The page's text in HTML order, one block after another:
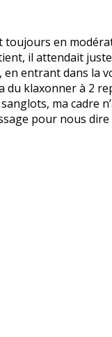
toujours en
il attendait
en entrant dans
du klaxonner à 2
ma cadre
pour nous